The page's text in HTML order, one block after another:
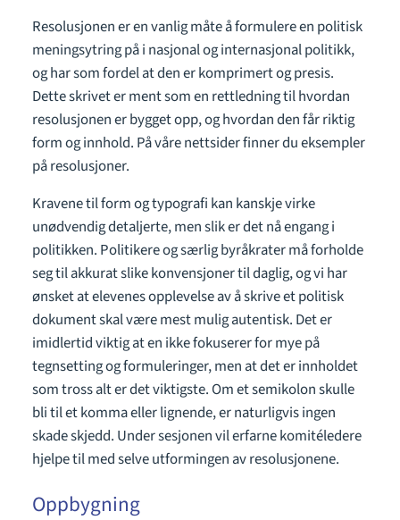
Resolusjonen er en vanlig måte å formulere en politisk
meningsytring på i nasjonal og internasjonal politikk,
og har som fordel at den er komprimert og presis.
Dette skrivet er ment som en rettledning til hvordan
resolusjonen er bygget opp, og hvordan den får riktig
form og innhold. På våre nettsider finner du eksempler
på resolusjoner.
Kravene til form og typografi kan kanskje virke
unødvendig detaljerte, men slik er det nå engang i
politikken. Politikere og særlig byråkrater må forholde
seg til akkurat slike konvensjoner til daglig, og vi har
ønsket at elevenes opplevelse av å skrive et politisk
dokument skal være mest mulig autentisk. Det er
imidlertid viktig at en ikke fokuserer for mye på
tegnsetting og formuleringer, men at det er innholdet
som tross alt er det viktigste. Om et semikolon skulle
bli til et komma eller lignende, er naturligvis ingen
skade skjedd. Under sesjonen vil erfarne komitéledere
hjelpe til med selve utformingen av resolusjonene.
Oppbygning